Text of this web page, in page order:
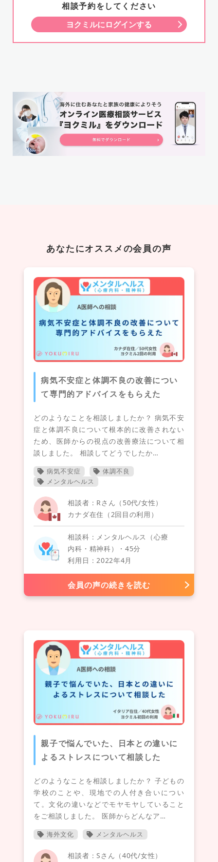
相談予約をしてください
ヨクミルにログインする
あなたにオススメの会員の声
病気不安症と体調不良の改善につい
て専門的アドバイスをもらえた
どのようなことを相談しましたか？ 病気不安
症と体調不良について根本的に改善されない
ため、医師からの視点の改善療法について相
談しました。 相談してどうでしたか…
病気不安症
体調不良
メンタルヘルス
相談者：Rさん（50代/女性）
カナダ在住（2回目の利用）
相談科：メンタルヘルス（心療
内科・精神科）・45分
利用日：2022年4月
会員の声の続きを読む
親子で悩んでいた、日本との違いに
よるストレスについて相談した
どのようなことを相談しましたか？ 子どもの
学校のことや、現地での人付き合いについ
て。文化の違いなどでモヤモヤしていること
をご相談しました。 医師からどんなア…
海外文化 メンタルヘルス
相談者：Sさん（40代/女性）